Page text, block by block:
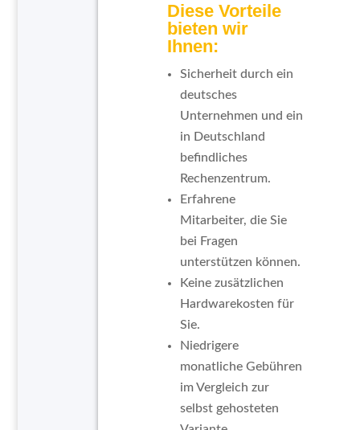
Diese Vorteile
bieten wir
Ihnen:
Sicherheit durch ein
deutsches
Unternehmen und ein
in Deutschland
befindliches
Rechenzentrum.
Erfahrene
Mitarbeiter, die Sie
bei Fragen
unterstützen können.
Keine zusätzlichen
Hardwarekosten für
Sie.
Niedrigere
monatliche Gebühren
im Vergleich zur
selbst gehosteten